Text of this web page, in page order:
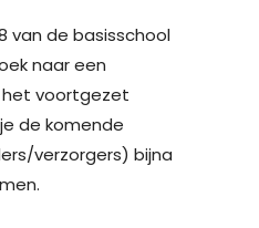
van de basisschool
naar een
het voortgezet
de komende
verzorgers) bijna